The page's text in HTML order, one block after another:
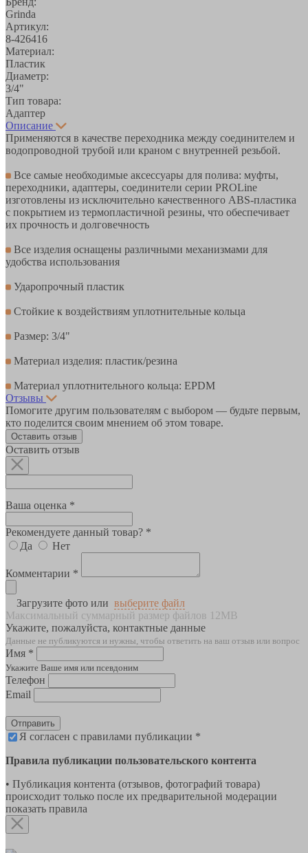
Grinda
Артикул:
8-426416
Материал:
Пластик
Диаметр:
3/4"
Тип товара:
Адаптер
Описание
Применяются в качестве переходника между соединителем и
водопроводной трубой или краном с внутренней резьбой.
Все самые необходимые аксессуары для полива: муфты,
переходники, адаптеры, соединители серии PROLine
изготовлены из исключительно качественного ABS-пластика
с покрытием из термопластичной резины, что обеспечивает
их прочность и долговечность
Все изделия оснащены различными механизмами для
удобства использования
Ударопрочный пластик
Стойкие к воздействиям уплотнительные кольца
Размер: 3/4"
Материал изделия: пластик/резина
Материал уплотнительного кольца: EPDM
Отзывы
Помогите другим пользователям с выбором — будьте первым,
кто поделится своим мнением об этом товаре.
Оставить отзыв
Оставить отзыв
Ваша оценка *
Рекомендуете данный товар? *
Да
Нет
Комментарии *
Загрузите фото или выберите файл
Максимальный суммарный размер файлов 12MB
Укажите, пожалуйста, контактные данные
Данные не публикуются и нужны, чтобы ответить на ваш отзыв или вопрос
Имя *
Укажите Ваше имя или псевдоним
Телефон
Email
Отправить
Я согласен с правилами публикации *
Правила публикации пользовательского контента
• Публикация контента (отзывов, фотографий товара)
происходит только после их предварительной модерации
показать правила